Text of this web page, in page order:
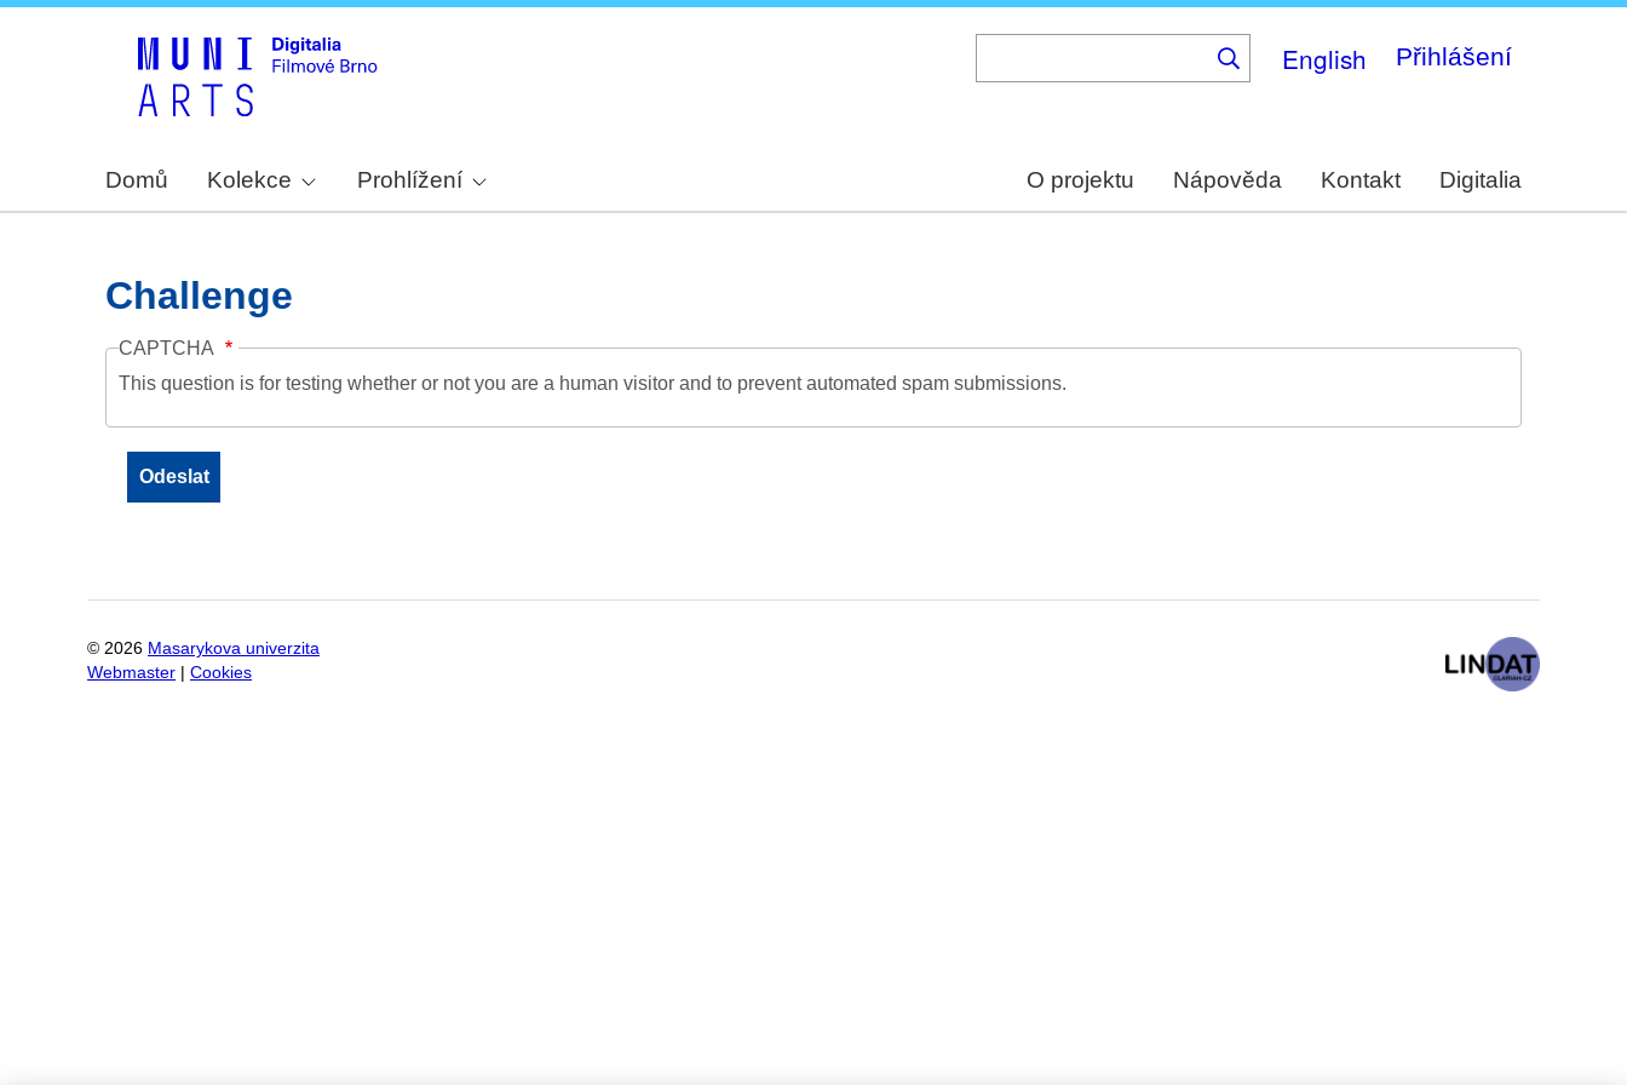
English Přihlášení
Domů Kolekce Prohlížení O projektu Nápověda Kontakt Digitalia
Challenge
CAPTCHA
This question is for testing whether or not you are a human visitor and to prevent automated spam submissions.
© 2026 Masarykova univerzita
Webmaster
Cookies